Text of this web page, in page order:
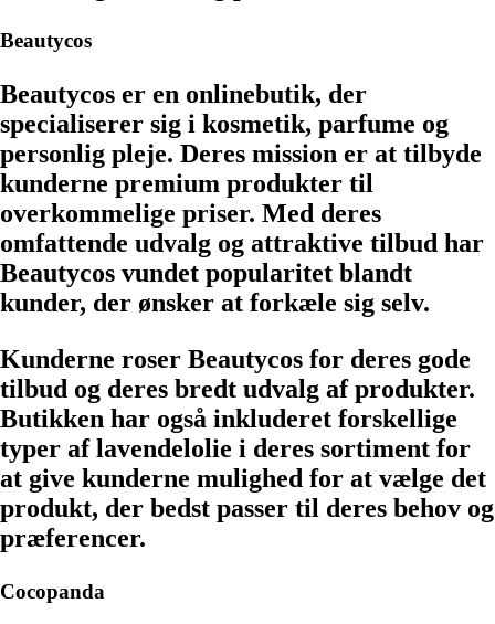
Beautycos
Beautycos er en onlinebutik, der
specialiserer sig i kosmetik, parfume og
personlig pleje. Deres mission er at tilbyde
kunderne premium produkter til
overkommelige priser. Med deres
omfattende udvalg og attraktive tilbud har
Beautycos vundet popularitet blandt
kunder, der ønsker at forkæle sig selv.
Kunderne roser Beautycos for deres gode
tilbud og deres bredt udvalg af produkter.
Butikken har også inkluderet forskellige
typer af lavendelolie i deres sortiment for
at give kunderne mulighed for at vælge det
produkt, der bedst passer til deres behov og
præferencer.
Cocopanda